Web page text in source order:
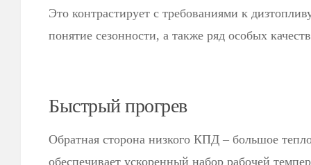
Это контрастирует с требованиями к
понятие сезонности, а также ряд особых
Быстрый прогрев
Обратная сторона низкого КПД – большое
обеспечивает ускоренный набор рабочей